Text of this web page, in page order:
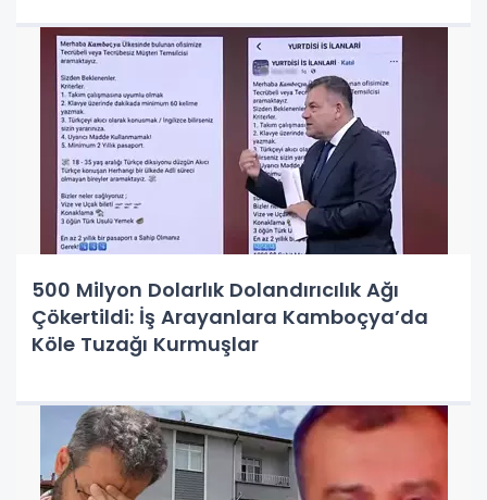
500 Milyon Dolarlık Dolandırıcılık Ağı
Çökertildi: İş Arayanlara Kamboçya’da
Köle Tuzağı Kurmuşlar